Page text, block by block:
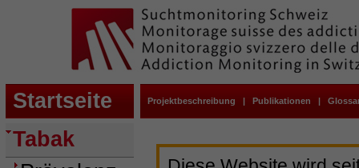
Startseite Projektbeschreibung | Publikationen |
Tabak